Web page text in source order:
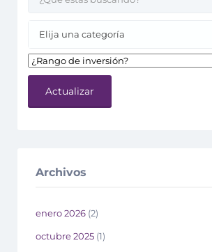
Elija una categoría
Actualizar
Archivos
enero 2026 (2)
octubre 2025 (1)